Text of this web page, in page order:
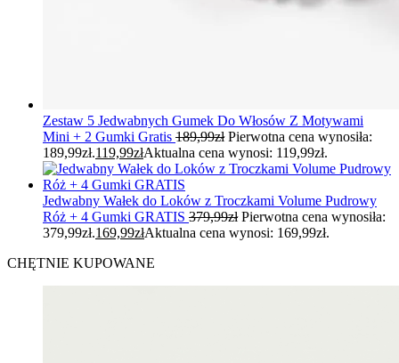
Zestaw 5 Jedwabnych Gumek Do Włosów Z Motywami
Mini + 2 Gumki Gratis 189,99zł Pierwotna cena wynosiła:
189,99zł.119,99złAktualna cena wynosi: 119,99zł.
Jedwabny Wałek do Loków z Troczkami Volume Pudrowy
Róż + 4 Gumki GRATIS 379,99zł Pierwotna cena wynosiła:
379,99zł.169,99złAktualna cena wynosi: 169,99zł.
CHĘTNIE KUPOWANE